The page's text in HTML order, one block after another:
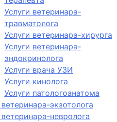
Услуги ветеринара-
травматолога
Услуги ветеринара-хирурга
Услуги ветеринара-
эндокринолога
Услуги врача УЗИ
Услуги кинолога
Услуги патологоанатома
экзотолога
ветеринара-невролога